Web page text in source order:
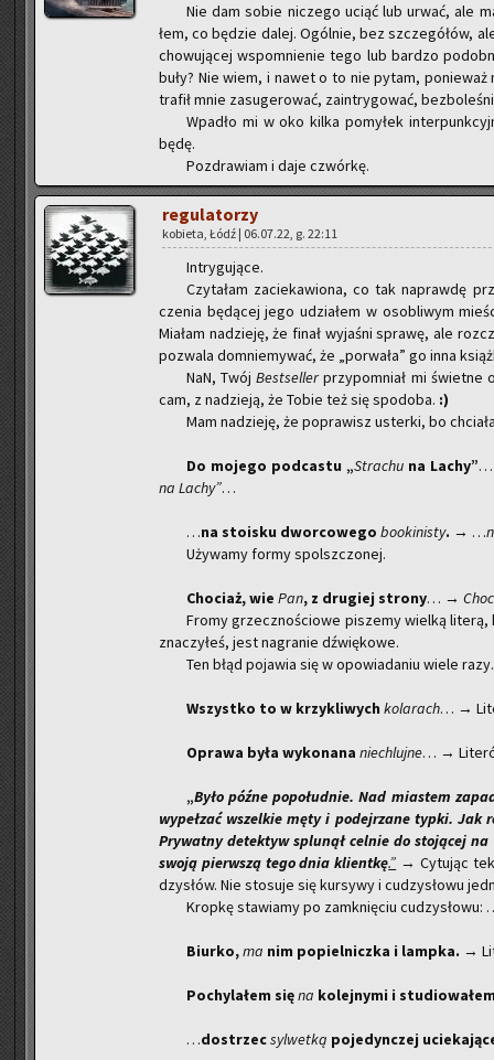
Nie dam sobie ni­cze­go uciąć lub urwać, ale
łem, co bę­dzie dalej. Ogól­nie, bez szcze­gó­łów,
cho­wu­ją­cej wspo­mnie­nie tego lub bar­dzo
bu­ły? Nie wiem, i nawet o to nie pytam,
tra­fił mnie za­su­ge­ro­wać, za­in­try­go­wać,
Wpa­dło mi w oko kilka po­my­łek
będę.
Po­zdra­wiam i daje czwór­kę.
re­gu­la­to­rzy
ko­bie­ta, Łódź | 06.07.22, g. 22:11
In­try­gu­ją­ce.
Czy­ta­łam za­cie­ka­wio­na, co tak na­praw­dę
cze­nia bę­dą­cej jego udzia­łem w oso­bli­wym
Mia­łam na­dzie­ję, że finał wy­ja­śni spra­wę, ale
po­zwa­la do­mnie­my­wać, że „po­rwa­ła” go inna
NaN, TwójBe­st­sel­lerprzy­po­mniał mi świet­ne
cam, z na­dzie­ją, że Tobie też się spodo­ba. :)
Mam na­dzie­ję, że po­pra­wisz uster­ki, bo
Do mo­je­go pod­ca­stu „Stra­chu na Lachy”…
na Lachy”…
…na sto­isku dwor­co­we­go bo­oki­ni­sty. → …
Uży­wa­my formy spo­lsz­czo­nej.
Cho­ciaż, wie Pan, z dru­giej stro­ny… →
Fromy grzecz­no­ścio­we pi­sze­my wiel­ką
zna­czy­łeś, jest na­gra­nie dźwię­ko­we.
Ten błąd po­ja­wia się w opo­wia­da­niu wiele razy.
Wszyst­ko to w krzy­kli­wych ko­la­rach… →
Opra­wa była wy­ko­na­na nie­chluj­ne… →
„Było późne po­po­łu­dnie. Nad mia­stem
wy­peł­zać wszel­kie męty i po­dej­rza­ne typki. Jak
Pry­wat­ny de­tek­tyw splu­nął cel­nie do sto­ją­cej
swoją pierw­szą tego dnia klient­kę.” → Cy­tu­jąc
dzy­słów. Nie sto­su­je się kur­sy­wy i cu­dzy­sło­wu
Krop­kę sta­wia­my po za­mknię­ciu
Biur­ko,ma nim po­piel­nicz­ka i lamp­ka. →
Po­chy­la­łem sięna ko­lej­ny­mi i
…do­strzecsyl­wet­ką po­je­dyn­czej